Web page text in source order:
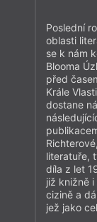
Poslední
oblasti
se k nám
Blooma
před
Krále
dostane
literatuře,
díla z let
již knižně
cizině a
jež jako